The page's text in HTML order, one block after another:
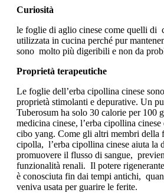
Curiosità
le foglie di aglio cinese come quelli di
utilizzata in cucina perché pur
sono molto più digeribili e non da
Proprietà terapeutiche
Le foglie dell’erba cipollina cinese
proprietà stimolanti e depurative. Un
Tuberosum ha solo 30 calorie per 100
medicina cinese, l’erba cipollina cinese
cibo yang. Come gli altri membri della
cipolla, l’erba cipollina cinese aiuta la
promuovere il flusso di sangue,
funzionalità renali. Il potere
è conosciuta fin dai tempi antichi,
veniva usata per guarire le ferite.